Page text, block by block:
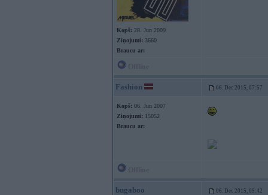
Kopš: 28. Jun 2009
Ziņojumi: 3660
Braucu ar:
Fashion 06. Dec 2015, 07:57
Kopš: 06. Jun 2007
Ziņojumi: 15052
Braucu ar:
bugaboo 06. Dec 2015, 09:42